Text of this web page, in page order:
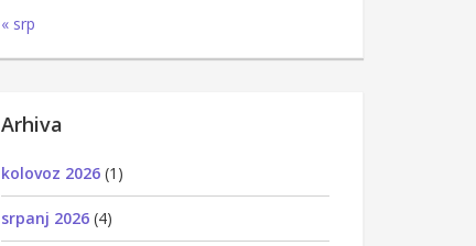
« srp
Arhiva
kolovoz 2026 (1)
srpanj 2026 (4)